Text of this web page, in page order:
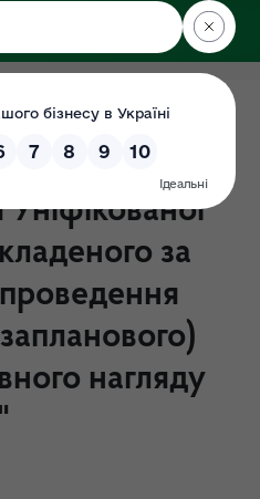
області
від
"Про
за
нагляду